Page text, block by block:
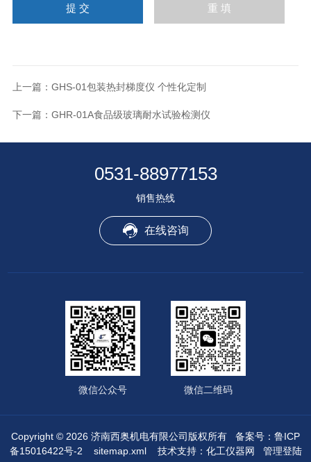
上一篇： GHS-01包装热封梯度仪 个性化定制
下一篇： GHR-01A食品级玻璃耐水试验检测仪
0531-88977153
销售热线
在线咨询
微信公众号 微信二维码
Copyright © 2026 济南西奥机电有限公司版权所有 备案号：鲁ICP
备15016422号-2
sitemap.xml技术支持： 化工仪器网 管理登陆